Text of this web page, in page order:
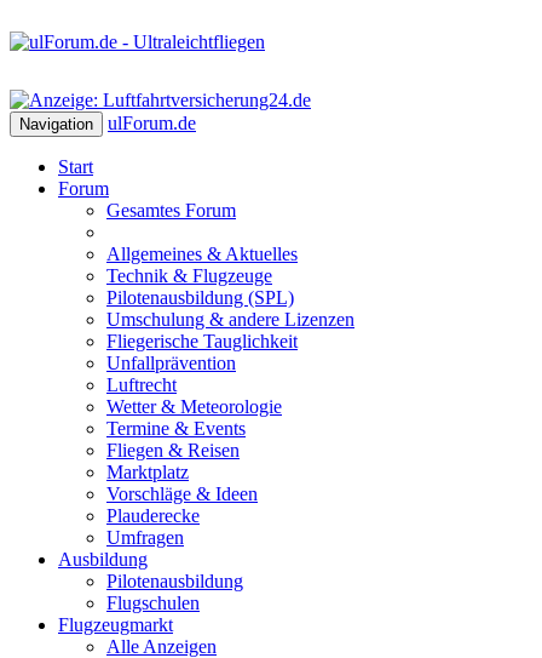
Navigation ulForum.de
Start
Forum
Gesamtes Forum
Allgemeines & Aktuelles
Technik & Flugzeuge
Pilotenausbildung (SPL)
Umschulung & andere Lizenzen
Fliegerische Tauglichkeit
Unfallprävention
Luftrecht
Wetter & Meteorologie
Termine & Events
Fliegen & Reisen
Marktplatz
Vorschläge & Ideen
Plauderecke
Umfragen
Ausbildung
Pilotenausbildung
Flugschulen
Flugzeugmarkt
Alle Anzeigen